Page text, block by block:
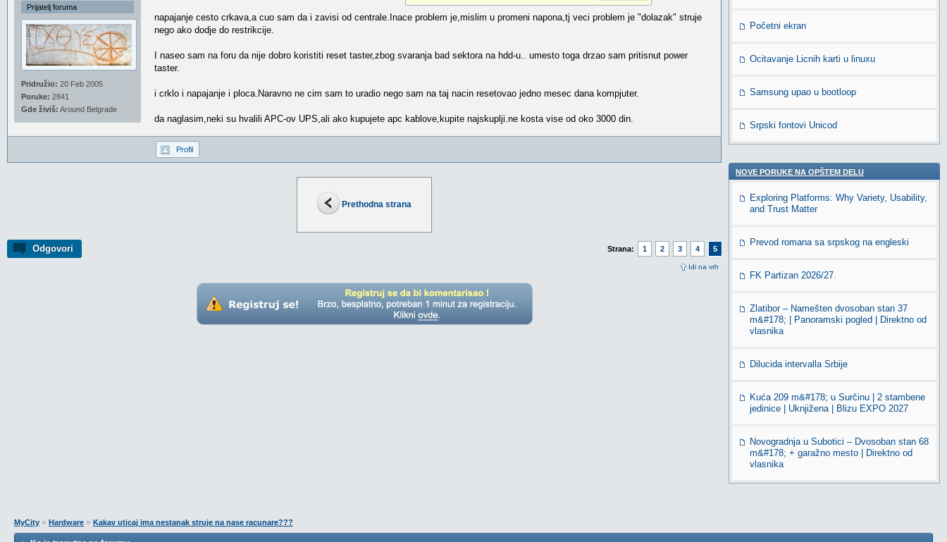
Prethodna strana
Odgovori Strana: 1 2 3 4 5
Idi na vrh
Prijatelj foruma
Pridružio: 20 Feb 2005
Poruke: 2841
Gde živiš: Around Belgrade
napajanje cesto crkava,a cuo sam da i zavisi od centrale.Inace problem je,mislim u promeni napona,tj veci problem je "dolazak" struje
nego ako dodje do restrikcije.
I naseo sam na foru da nije dobro koristiti reset taster,zbog svaranja bad sektora na hdd-u.. umesto toga drzao sam pritisnut power
taster.
i crklo i napajanje i ploca.Naravno ne cim sam to uradio nego sam na taj nacin resetovao jedno mesec dana kompjuter.
da naglasim,neki su hvalili APC-ov UPS,ali ako kupujete apc kablove,kupite najskuplji.ne kosta vise od oko 3000 din.
Profil
Početni ekran
Ocitavanje Licnih karti u linuxu
Samsung upao u bootloop
Srpski fontovi Unicod
NOVE PORUKE NA OPŠTEM DELU
Exploring Platforms: Why Variety, Usability,
and Trust Matter
Prevod romana sa srpskog na engleski
FK Partizan 2026/27.
Zlatibor – Namešten dvosoban stan 37
m&#178; | Panoramski pogled | Direktno od
vlasnika
Dilucida intervalla Srbije
Kuća 209 m&#178; u Surčinu | 2 stambene
jedinice | Uknjižena | Blizu EXPO 2027
Novogradnja u Subotici – Dvosoban stan 68
m&#178; + garažno mesto | Direktno od
vlasnika
MyCity » Hardware » Kakav uticaj ima nestanak struje na nase racunare???